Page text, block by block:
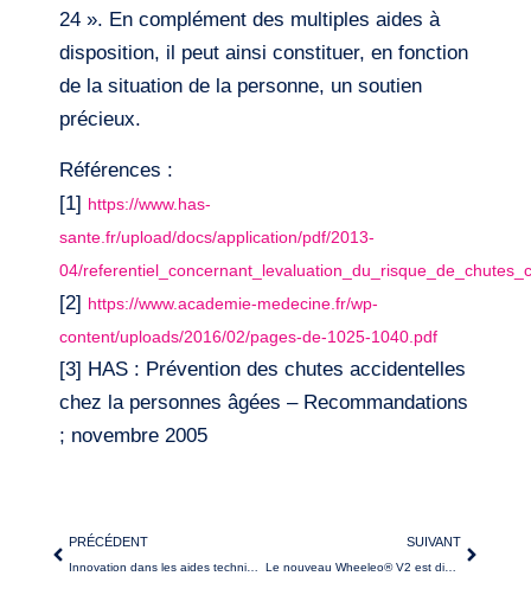
24 ». En complément des multiples aides à
disposition, il peut ainsi constituer, en fonction
de la situation de la personne, un soutien
précieux.
Références :
[1] https://www.has-
sante.fr/upload/docs/application/pdf/2013-
04/
[2] https://www.academie-medecine.fr/wp-
content/uploads/2016/02/pages-de-1025-1040.pdf
[3] HAS : Prévention des chutes accidentelles
chez la personnes âgées – Recommandations
; novembre 2005
PRÉCÉDENT SUIVANT
Le nouveau Wheeleo® V2 est disponible